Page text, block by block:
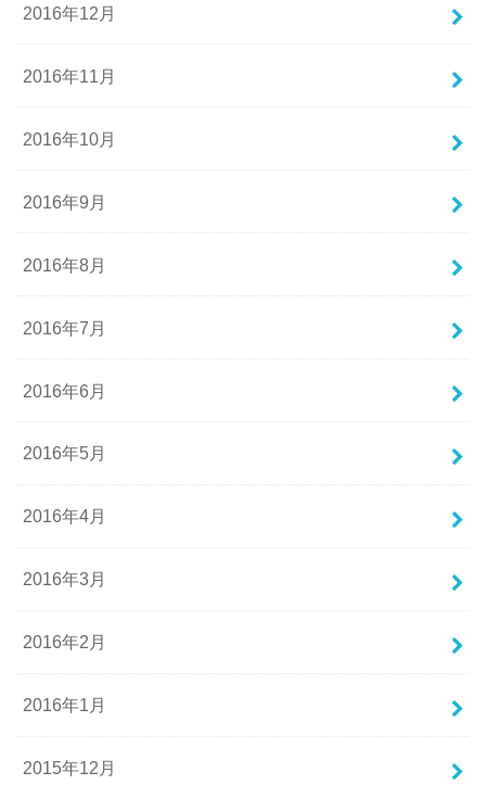
2016年12月
2016年11月
2016年10月
2016年9月
2016年8月
2016年7月
2016年6月
2016年5月
2016年4月
2016年3月
2016年2月
2016年1月
2015年12月